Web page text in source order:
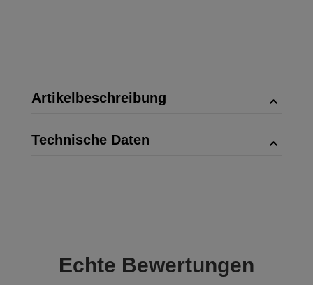
Artikelbeschreibung
Technische Daten
Echte Bewertungen